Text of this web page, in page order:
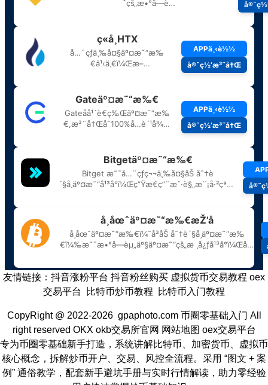
友情链接： 抖音涨粉平台 抖音粉丝购买 虚拟货币交易教程 oex
交易平台
比特币炒币教程 比特币入门教程
CopyRight @ 2022-2026 gpaphoto.com 币圈零基础入门 All
right reserved OKX okb交易所官网 网站地图 oex交易平台
专为币圈零基础新手打造，系统讲解比特币、加密货币、虚拟币
核心概念，拆解炒币开户、交易、风控全流程。采用 “图文 + 案
例” 通俗教学，配套新手避坑手册与实时行情解读，助力零经验